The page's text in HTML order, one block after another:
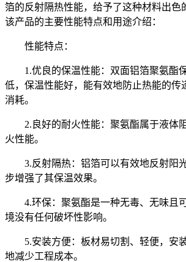
箔的反射隔热性能，给予了这种材料出色
该产品的主要性能特点和用途介绍：
性能特点：
1.优良的保温性能：双面铝箔聚氨酯
低，保温性能好，能有效地防止热能的传
消耗。
2.良好的耐火性能：聚氨酯属于液体
火性能。
3.反射隔热：铝箔可以有效地反射阳
步增强了其保温效果。
4.环保：聚氨酯是一种无毒、无味且
境没有任何破坏性影响。
5.安装方便：板材易切割、轻便，安
地减少工程成本。